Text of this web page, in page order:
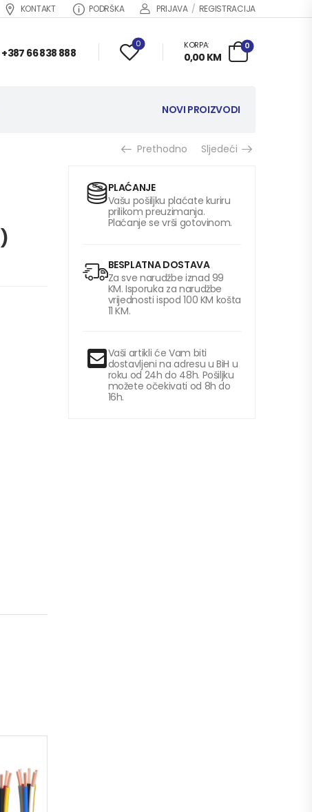
KONTAKT PODRŠKA PRIJAVA / REGISTRACIJA
+387 66 838 888
0 KORPA:
0,00 KM
0
NOVI PROIZVODI
Prethodno Sljedeći
)
PLAĆANJE
Vašu pošiljku plaćate kuriru
prilikom preuzimanja.
Plaćanje se vrši gotovinom.
BESPLATNA DOSTAVA
Za sve narudžbe iznad 99
KM. Isporuka za narudžbe
vrijednosti ispod 100 KM košta
11 KM.
Vaši artikli će Vam biti
dostavljeni na adresu u BiH u
roku od 24h do 48h. Pošiljku
možete očekivati od 8h do
16h.